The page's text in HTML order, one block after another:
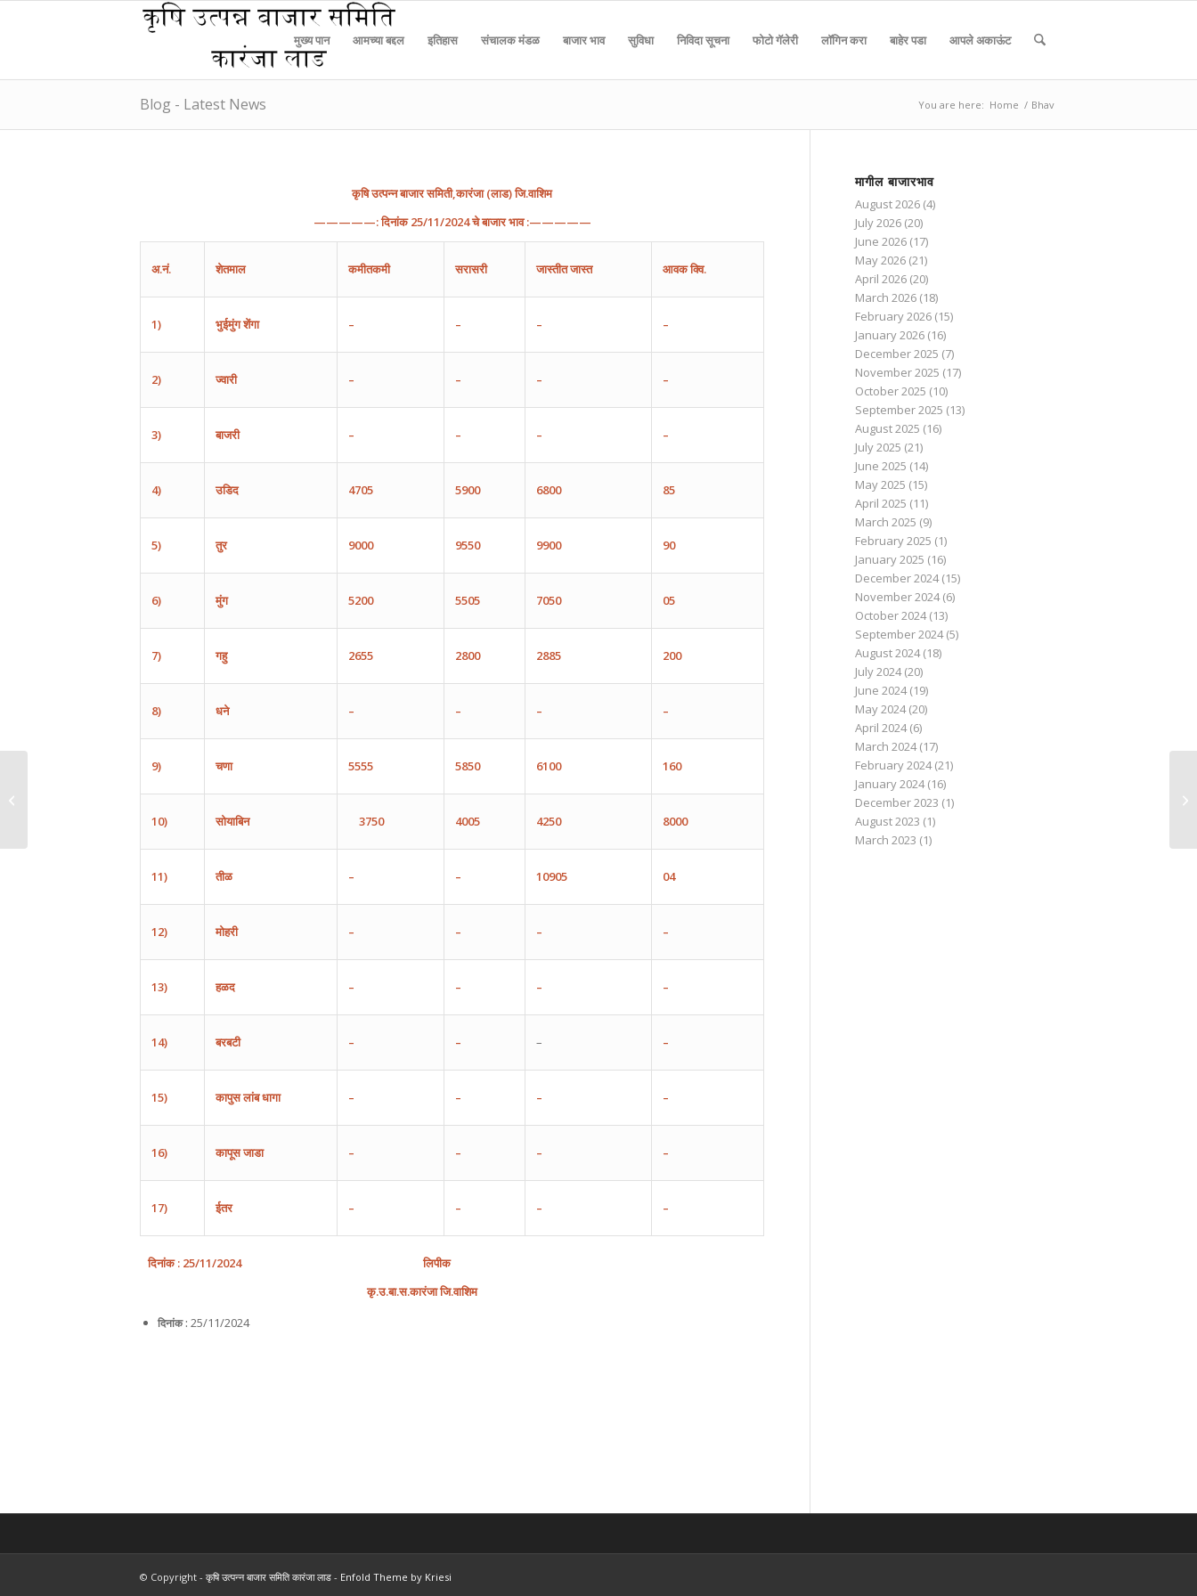
मुख्य पान आमच्या बद्दल इतिहास संचालक मंडळ बाजार भाव सुविधा निविदा सूचना फोटो गॅलेरी लॉगिन करा बाहेर पडा आपले अकाऊंट
Blog - Latest News You are here: Home / Bhav
कृषिउत्पन्नबाजारसमिती,कारंजा(लाड)जि.वाशिम
—————:दिनांक25/11/2024चेबाजारभाव:—————
अ.नं. शेतमाल कमीतकमी सरासरी जास्तीतजास्त आवकक्वि.
1) भुईमुंगशेंगा – – – –
2) ज्वारी – – – –
3) बाजरी – – – –
4) उडिद 4705 5900 6800 85
5) तुर 9000 9550 9900 90
6) मुंग 5200 5505 7050 05
7) गहु 2655 2800 2885 200
8) धने – – – –
9) चणा 5555 5850 6100 160
10) सोयाबिन 3750 4005 4250 8000
11) तीळ – – 10905 04
12) मोहरी – – – –
13) हळद – – – –
14) बरबटी – – – –
15) कापुसलांबधागा – – – –
16) कापूसजाडा – – – –
17) ईतर – – – –
दिनांक : 25/11/2024
लिपीक
कृ.उ.बा.स.कारंजा जि.वाशिम
दिनांक : 25/11/2024
मागील बाजारभाव
August 2026(4)
July 2026(20)
June 2026(17)
May 2026(21)
April 2026(20)
March 2026(18)
February 2026(15)
January 2026(16)
December 2025 (7)
November 2025 (17)
October 2025 (10)
September 2025 (13)
August 2025 (16)
July 2025 (21)
June 2025 (14)
May 2025 (15)
April 2025 (11)
March 2025 (9)
February 2025 (1)
January 2025 (16)
December 2024(15)
November 2024(6)
October 2024(13)
September 2024(5)
August 2024(18)
July 2024(20)
June 2024(19)
May 2024(20)
April 2024(6)
March 2024(17)
February 2024(21)
January 2024(16)
December 2023 (1)
August 2023 (1)
March 2023 (1)
© Copyright - कृषि उत्पन्न बाजार समिति कारंजा लाड - Enfold Theme by Kriesi